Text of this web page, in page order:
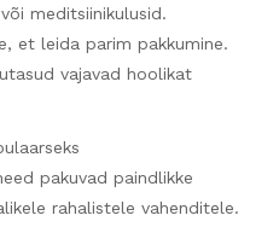
meditsiinikulusid.
et leida parim pakkumine.
vajavad hoolikat
pakuvad paindlikke
rahalistele vahenditele.